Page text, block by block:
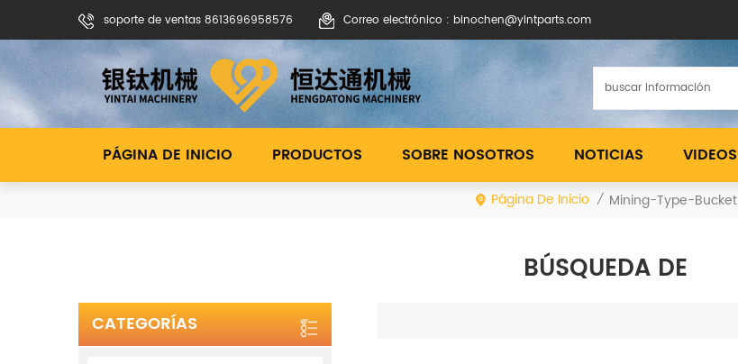
soporte de ventas 8613696958576 Correo electrónico : binochen@yintparts.com
PÁGINA DE INICIO PRODUCTOS SOBRE NOSOTROS NOTICIAS VIDEOS
Página De Inicio / Mining-Type-Bucket
BÚSQUEDA DE
CATEGORÍAS